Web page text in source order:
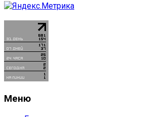
Меню